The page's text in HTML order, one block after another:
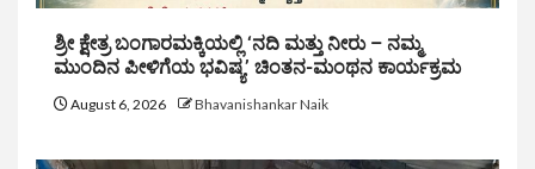
ಶ್ರೀ ಕ್ಷೇತ್ರ ಬಂಗಾರಮಕ್ಕಿಯಲ್ಲಿ ‘ನದಿ ಮತ್ತು ನೀರು – ನಮ್ಮ
ಮುಂದಿನ ಪೀಳಿಗೆಯ ಭವಿಷ್ಯ’ ಚಿಂತನ-ಮಂಥನ ಕಾರ್ಯಕ್ರಮ
August 6, 2026 Bhavanishankar Naik